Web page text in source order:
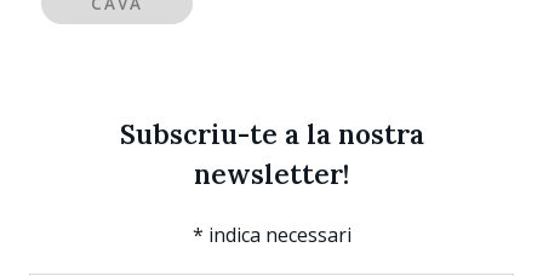
Subscriu-te a la nostra
newsletter!
* indica necessari